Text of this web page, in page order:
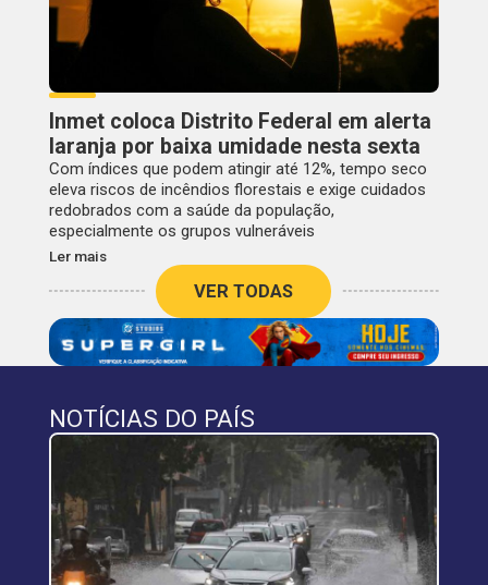
Inmet coloca Distrito Federal em alerta
laranja por baixa umidade nesta sexta
Com índices que podem atingir até 12%, tempo seco
eleva riscos de incêndios florestais e exige cuidados
redobrados com a saúde da população,
especialmente os grupos vulneráveis
Ler mais
VER TODAS
NOTÍCIAS DO PAÍS